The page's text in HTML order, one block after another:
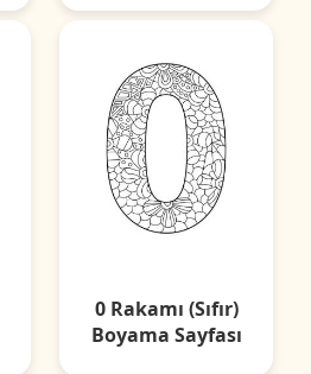
0 Rakamı (Sıfır)
Boyama Sayfası